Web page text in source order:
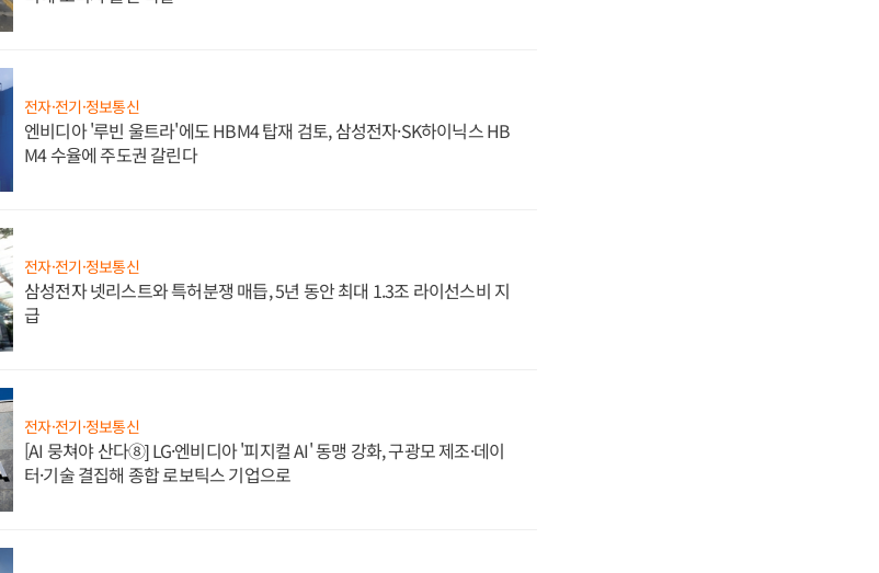
전자·전기·정보통신
엔비디아 '루빈 울트라'에도 HBM4 탑재 검토, 삼성전자·SK하이닉스 HB
M4 수율에 주도권 갈린다
전자·전기·정보통신
삼성전자 넷리스트와 특허분쟁 매듭, 5년 동안 최대 1.3조 라이선스비 지
급
전자·전기·정보통신
[AI 뭉쳐야 산다⑧] LG·엔비디아 '피지컬 AI' 동맹 강화, 구광모 제조·데이
터·기술 결집해 종합 로보틱스 기업으로